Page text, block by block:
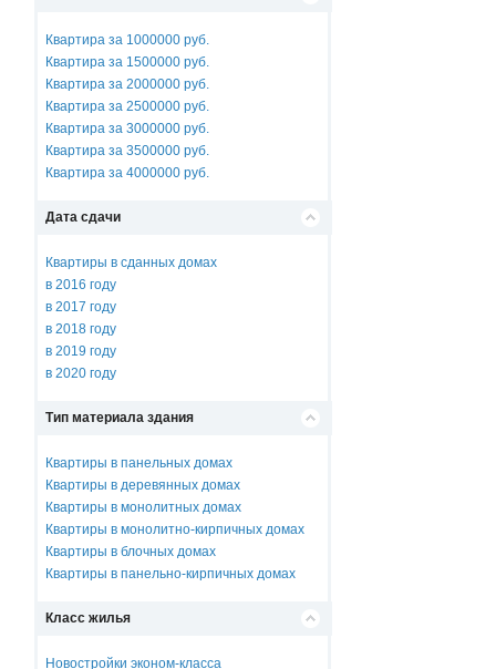
Квартира за 1000000 руб.
Квартира за 1500000 руб.
Квартира за 2000000 руб.
Квартира за 2500000 руб.
Квартира за 3000000 руб.
Квартира за 3500000 руб.
Квартира за 4000000 руб.
Дата сдачи
Квартиры в сданных домах
в 2016 году
в 2017 году
в 2018 году
в 2019 году
в 2020 году
Тип материала здания
Квартиры в панельных домах
Квартиры в деревянных домах
Квартиры в монолитных домах
Квартиры в монолитно-кирпичных домах
Квартиры в блочных домах
Квартиры в панельно-кирпичных домах
Класс жилья
Новостройки эконом-класса